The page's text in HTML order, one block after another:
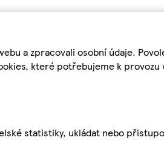
a zpracovali osobní údaje.
které potřebujeme k
statistiky, ukládat nebo